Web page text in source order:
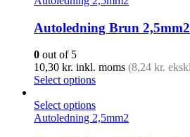
Autoledning Brun 2,5mm2
0 out of 5
10,30 kr. inkl. moms (8,24 kr.
Select options
Select options
Autoledning 2,5mm2